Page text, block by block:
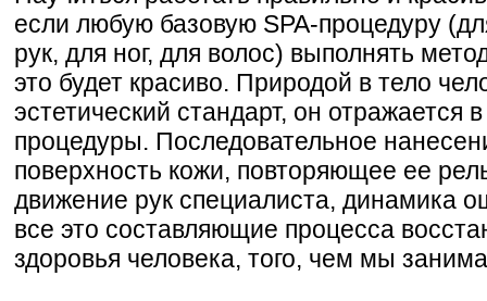
если любую базовую SPA-процедуру
рук, для ног, для волос) выполнять
это будет красиво. Природой в тело
эстетический стандарт, он отражается
процедуры. Последовательное
поверхность кожи, повторяющее ее
движение рук специалиста, динамика
все это составляющие процесса
здоровья человека, того, чем мы